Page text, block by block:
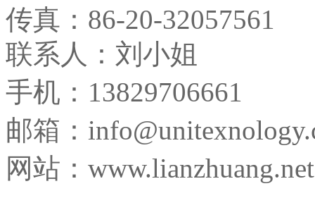
传真： 86-20-32057561
联系人：刘小姐
手机：13829706661
邮箱：
网站：www.lianzhuang.net